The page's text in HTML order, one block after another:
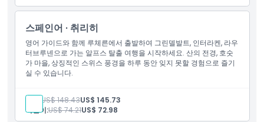
스페인어 · 취리히
영어 가이드와 함께 루체른에서 출발하여 그린델발트, 인터라켄, 라우
터브루넨으로 가는 알프스 탈출 여행을 시작하세요. 산의 전경, 호숫
가 마을, 상징적인 스위스 풍경을 하루 동안 잊지 못할 경험으로 즐기
실 수 있습니다.
성인: US$ 148.43US$ 145.73
어린이:US$ 74.21US$ 72.98